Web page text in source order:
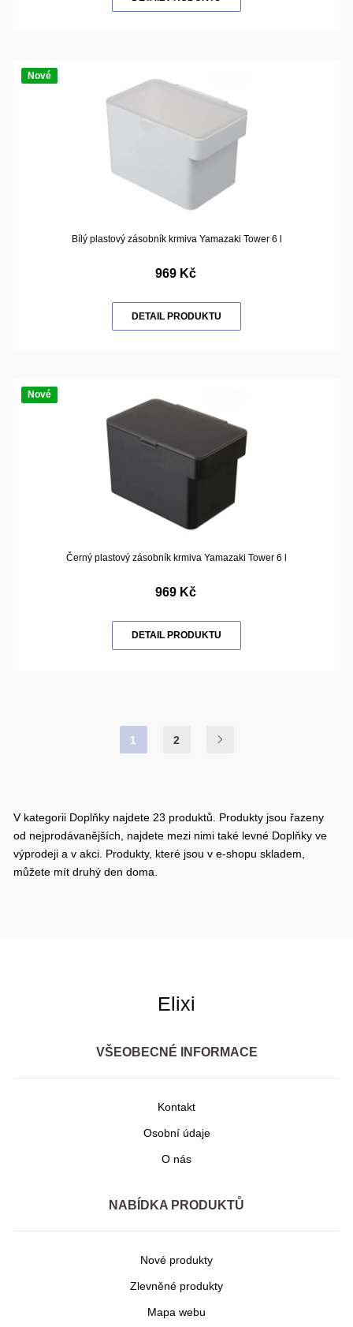
Nové
Bílý plastový zásobník krmiva Yamazaki Tower 6 l
969 Kč
DETAIL PRODUKTU
Nové
Černý plastový zásobník krmiva Yamazaki Tower 6 l
969 Kč
DETAIL PRODUKTU
1 2
V kategorii Doplňky najdete 23 produktů. Produkty jsou řazeny
od nejprodávanějších, najdete mezi nimi také levné Doplňky ve
výprodeji a v akci. Produkty, které jsou v e-shopu skladem,
můžete mít druhý den doma.
Elixi
VŠEOBECNÉ INFORMACE
Kontakt
Osobní údaje
O nás
NABÍDKA PRODUKTŮ
Nové produkty
Zlevněné produkty
Mapa webu